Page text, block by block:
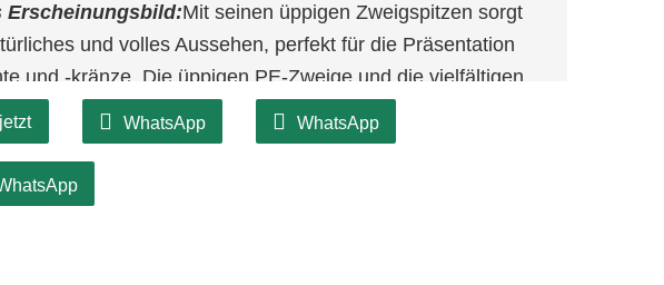
Erscheinungsbild:Mit seinen üppigen Zweigspitzen sorgt
und volles Aussehen, perfekt für die Präsentation
und -kränze. Die üppigen PE-Zweige und die vielfältigen
einer ausgezeichneten Wahl, um in jeder Umgebung eine
zu schaffen.
Ergänzung für Ihr Zuhause, Ihr Büro oder Ihren
Größe und sein realistisches Design machen es zu
WhatsApp WhatsApp